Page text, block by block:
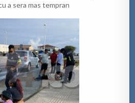
a sera mas tempran